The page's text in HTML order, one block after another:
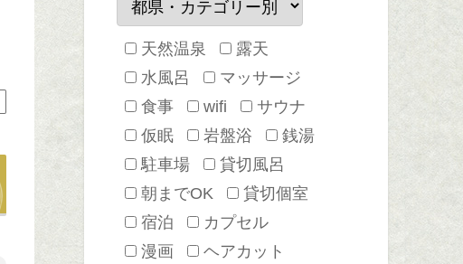
天然温泉
露天
水風呂
マッサージ
食事
wifi
サウナ
仮眠
岩盤浴
銭湯
駐車場
貸切風呂
朝までOK
貸切個室
宿泊
カプセル
漫画
ヘアカット